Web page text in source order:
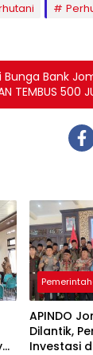
Bunga Bank
TEMBUS 500
APINDO
Dilantik,
Investasi